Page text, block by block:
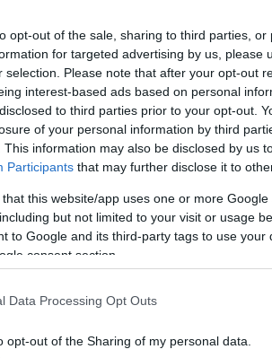
opt-out of the sale, sharing to third parties,
for targeted advertising by us, please
selection. Please note that after your opt-out
interest-based ads based on personal
to third parties prior to your opt-out.
of your personal information by third
This information may also be disclosed by us
Participants that may further disclose it to
that this website/app uses one or more
but not limited to your visit or usage
to Google and its third-party tags to use
consent section.
Data Processing Opt Outs
opt-out of the Sharing of my personal data.